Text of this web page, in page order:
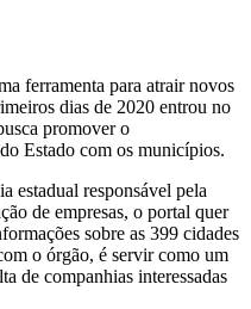
ferramenta para atrair novos
dias de 2020 entrou no
promover o
Estado com os municípios.
estadual responsável pela
de empresas, o portal quer
sobre as 399 cidades
o órgão, é servir como um
de companhias interessadas